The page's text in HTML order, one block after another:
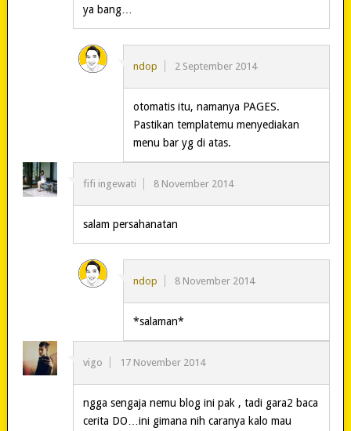
ya bang…
ndop 2 September 2014
otomatis itu, namanya PAGES.
Pastikan templatemu menyediakan
menu bar yg di atas.
fifi ingewati 8 November 2014
salam persahanatan
ndop 8 November 2014
*salaman*
vigo 17 November 2014
ngga sengaja nemu blog ini pak , tadi gara2 baca
cerita DO…ini gimana nih caranya kalo mau